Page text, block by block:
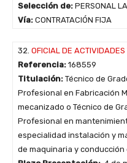
Selección de: PERSONAL
Vía: CONTRATACIÓN FIJA
32. OFICIAL DE
Referencia: 168559
Titulación: Técnico de
Profesional en Fabricación
mecanizado o Técnico de
Profesional en
especialidad instalación y
de maquinaria y conducción